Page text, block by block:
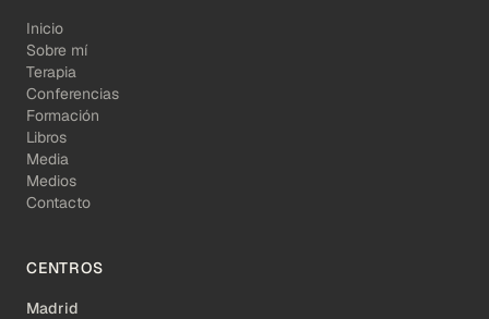
Inicio
Sobre mí
Terapia
Conferencias
Formación
Libros
Media
Medios
Contacto
CENTROS
Madrid